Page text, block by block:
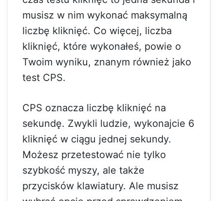
musisz w nim wykonać maksymalną
liczbę kliknięć. Co więcej, liczba
kliknięć, które wykonałeś, powie o
Twoim wyniku, znanym również jako
test CPS.
CPS oznacza liczbę kliknięć na
sekundę. Zwykli ludzie, wykonajcie 6
kliknięć w ciągu jednej sekundy.
Możesz przetestować nie tylko
szybkość myszy, ale także
przycisków klawiatury. Ale musisz